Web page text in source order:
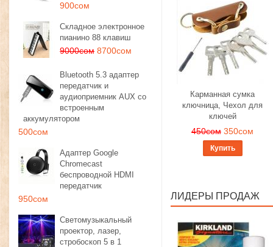
900сом
Складное электронное
пианино 88 клавиш
9000сом 8700сом
Bluetooth 5.3 адаптер
передатчик и
аудиоприемник AUX со
встроенным
аккумулятором
500сом
Адаптер Google
Chromecast
беспроводной HDMI
передатчик
950сом
Светомузыкальный
проектор, лазер,
стробоскоп 5 в 1
Карманная сумка
ключница, Чехол для
ключей
450сом 350сом
Купить
ЛИДЕРЫ ПРОДАЖ